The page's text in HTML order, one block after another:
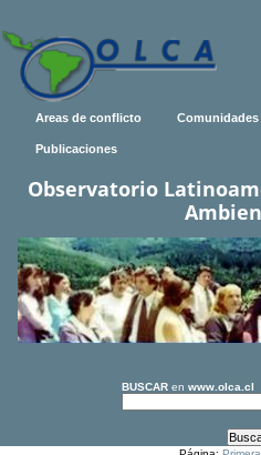
Areas de conflicto Comunidades
Publicaciones
Observatorio
BUSCAR en www.olca.cl